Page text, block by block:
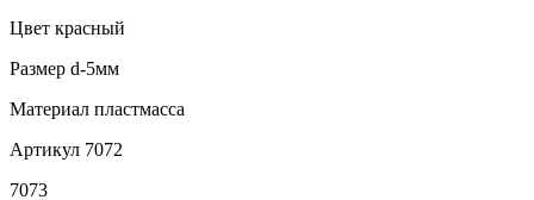
Цвет красный
Размер d-5мм
Материал пластмасса
Артикул 7072
7073